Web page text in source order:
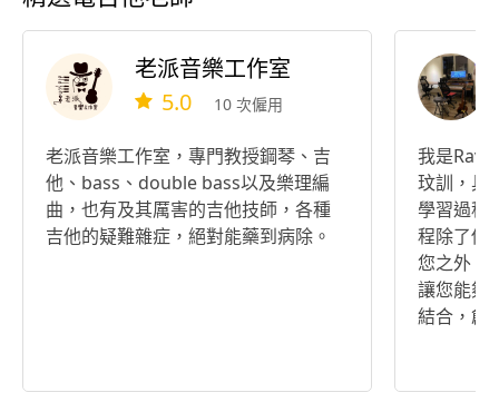
老派音樂工作室
5.0 10 次僱用
老派音樂工作室，專門教授鋼琴、吉
他、bass、double bass以及樂理編
曲，也有及其厲害的吉他技師，各種
吉他的疑難雜症，絕對能藥到病除。
我是
玟訓，具
學習過程
程除了傳
您之外，
讓您能夠
結合，創